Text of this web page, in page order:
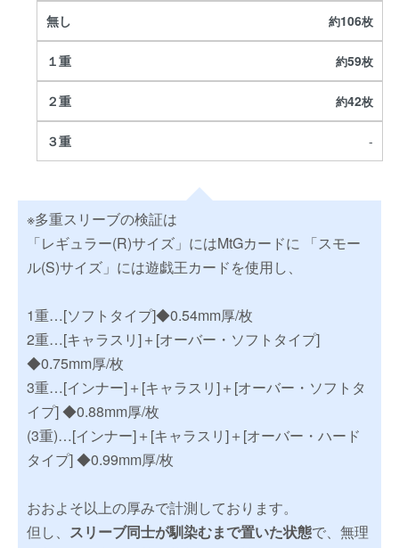
106
59
42
-
※多重スリーブの検証は
「レギュラー(R)サイズ」にはMtGカードに 「スモー
ル(S)サイズ」には遊戯王カードを使用し、
1重…[ソフトタイプ]◆0.54mm厚/枚
2重…[キャラスリ]＋[オーバー・ソフトタイプ]
◆0.75mm厚/枚
3重…[インナー]＋[キャラスリ]＋[オーバー・ソフトタ
イプ] ◆0.88mm厚/枚
(3重)…[インナー]＋[キャラスリ]＋[オーバー・ハード
タイプ] ◆0.99mm厚/枚
おおよそ以上の厚みで計測しております。
但し、 スリーブ同士が馴染むまで置いた状態で、無理